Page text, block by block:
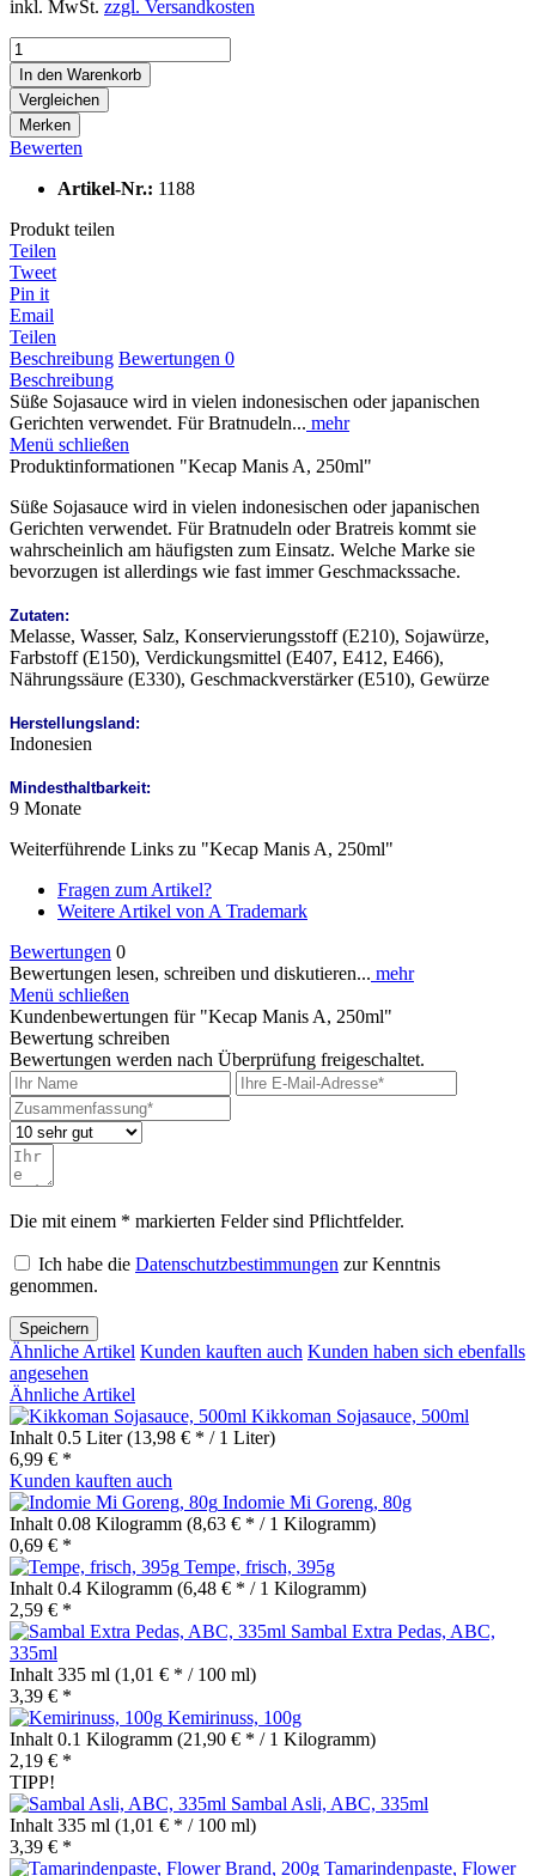
inkl. MwSt. zzgl. Versandkosten
In den Warenkorb
Vergleichen
Merken
Bewerten
Artikel-Nr.: 1188
Produkt teilen
Teilen
Tweet
Pin it
Email
Teilen
Beschreibung Bewertungen 0
Beschreibung
Süße Sojasauce wird in vielen indonesischen oder japanischen
Gerichten verwendet. Für Bratnudeln... mehr
Menü schließen
Produktinformationen "Kecap Manis A, 250ml"
Süße Sojasauce wird in vielen indonesischen oder japanischen
Gerichten verwendet. Für Bratnudeln oder Bratreis kommt sie
wahrscheinlich am häufigsten zum Einsatz. Welche Marke sie
bevorzugen ist allerdings wie fast immer Geschmackssache.
Zutaten:
Melasse, Wasser, Salz, Konservierungsstoff (E210), Sojawürze,
Farbstoff (E150), Verdickungsmittel (E407, E412, E466),
Nährungssäure (E330), Geschmackverstärker (E510), Gewürze
Herstellungsland:
Indonesien
Mindesthaltbarkeit:
9 Monate
Weiterführende Links zu "Kecap Manis A, 250ml"
Fragen zum Artikel?
Weitere Artikel von A Trademark
Bewertungen 0
Bewertungen lesen, schreiben und diskutieren... mehr
Menü schließen
Kundenbewertungen für "Kecap Manis A, 250ml"
Bewertung schreiben
Bewertungen werden nach Überprüfung freigeschaltet.
Die mit einem * markierten Felder sind Pflichtfelder.
Ich habe die Datenschutzbestimmungen zur Kenntnis
genommen.
Speichern
Ähnliche Artikel Kunden kauften auch Kunden haben sich ebenfalls
angesehen
Ähnliche Artikel
Kikkoman Sojasauce, 500ml
Inhalt 0.5 Liter(13,98 € * / 1 Liter)
6,99 € *
Kunden kauften auch
Indomie Mi Goreng, 80g
Inhalt 0.08 Kilogramm (8,63 € * / 1 Kilogramm)
0,69 € *
Tempe, frisch, 395g
Inhalt 0.4 Kilogramm (6,48 € * / 1 Kilogramm)
2,59 € *
Sambal Extra Pedas, ABC,
335ml
Inhalt 335 ml (1,01 € * / 100 ml)
3,39 € *
Kemirinuss, 100g
Inhalt 0.1 Kilogramm (21,90 € * / 1 Kilogramm)
2,19 € *
TIPP!
Sambal Asli, ABC, 335ml
Inhalt 335 ml (1,01 € * / 100 ml)
3,39 € *
Tamarindenpaste, Flower